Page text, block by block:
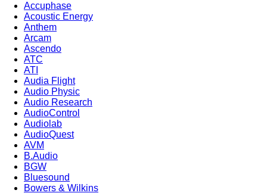
Accuphase
Acoustic Energy
Anthem
Arcam
Ascendo
ATC
ATI
Audia Flight
Audio Physic
Audio Research
AudioControl
Audiolab
AudioQuest
AVM
B.Audio
BGW
Bluesound
Bowers & Wilkins